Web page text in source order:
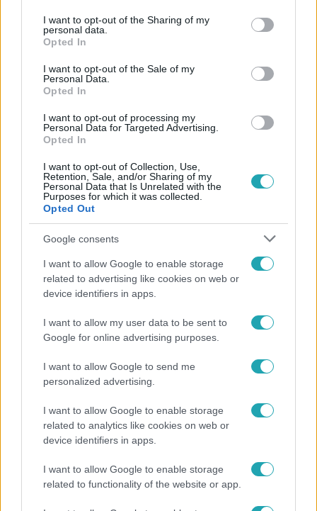
not limited to your visit or usage behaviour. You may click to
grant or deny consent to Google and its third-party tags to
use your data for below specified purposes in below Google
consent section.
I want to opt-out of the Sharing of my
personal data.
Opted In
I want to opt-out of the Sale of my
Personal Data.
Opted In
I want to opt-out of processing my
Personal Data for Targeted Advertising.
Opted In
I want to opt-out of Collection, Use,
Retention, Sale, and/or Sharing of my
Personal Data that Is Unrelated with the
Purposes for which it was collected.
Opted Out
Google consents
I want to allow Google to enable storage
related to advertising like cookies on web or
device identifiers in apps.
I want to allow my user data to be sent to
Google for online advertising purposes.
I want to allow Google to send me
personalized advertising.
I want to allow Google to enable storage
related to analytics like cookies on web or
device identifiers in apps.
I want to allow Google to enable storage
related to functionality of the website or app.
# MA
Népszerű
19 évesen nyert modellversenyt Heidi Klum –
átalakulását